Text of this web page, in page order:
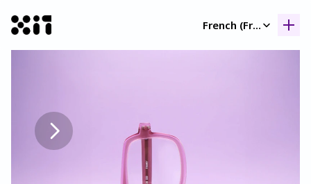
French (France)